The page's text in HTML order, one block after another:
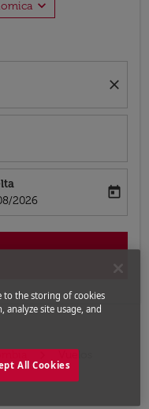
expand_more
close
return-date-aria-label
2026
today
Vuelos
to the storing of cookies
analyze site usage, and
All Cookies